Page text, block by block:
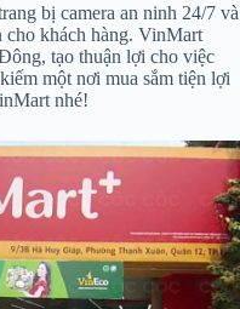
bị camera an ninh 24/7 và
cho khách hàng. VinMart
tạo thuận lợi cho việc
một nơi mua sắm tiện lợi
nhé!